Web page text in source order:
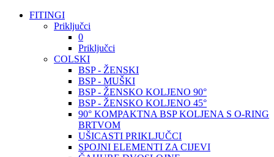
FITINGI
Priključci
0
Priključci
COLSKI
BSP - ŽENSKI
BSP - MUŠKI
BSP - ŽENSKO KOLJENO 90°
BSP - ŽENSKO KOLJENO 45°
90° KOMPAKTNA BSP KOLJENA S O-RING
BRTVOM
UŠICASTI PRIKLJUČCI
SPOJNI ELEMENTI ZA CIJEVI